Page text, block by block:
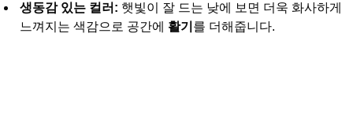
생동감 있는 컬러: 햇빛이 잘 드는 낮에 보면 더욱 화사하게
느껴지는 색감으로 공간에 활기 를 더해줍니다.